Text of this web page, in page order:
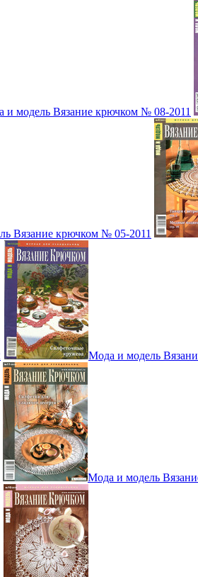
и модель Вязание крючком № 08-2011
Вязание крючком № 05-2011
Мода и модель
Мода и модель